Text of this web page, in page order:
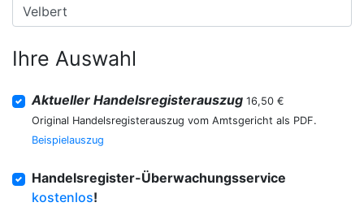
Ihre Auswahl
Aktueller Handelsregisterauszug 16,50 €
Original Handelsregisterauszug vom Amtsgericht als PDF.
Beispielauszug
Handelsregister-Überwachungsservice
kostenlos!